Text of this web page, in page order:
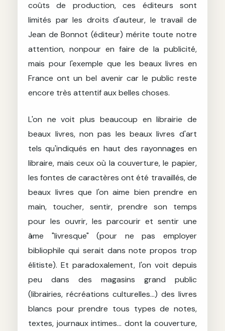
coûts de production, ces éditeurs sont
limités par les droits d'auteur, le travail de
Jean de Bonnot (éditeur) mérite toute notre
attention, nonpour en faire de la publicité,
mais pour l'exemple que les beaux livres en
France ont un bel avenir car le public reste
encore très attentif aux belles choses.
L'on ne voit plus beaucoup en librairie de
beaux livres, non pas les beaux livres d'art
tels qu'indiqués en haut des rayonnages en
libraire, mais ceux où la couverture, le papier,
les fontes de caractères ont été travaillés, de
beaux livres que l'on aime bien prendre en
main, toucher, sentir, prendre son temps
pour les ouvrir, les parcourir et sentir une
âme "livresque" (pour ne pas employer
bibliophile qui serait dans note propos trop
élitiste). Et paradoxalement, l'on voit depuis
peu dans des magasins grand public
(librairies, récréations culturelles...) des livres
blancs pour prendre tous types de notes,
textes, journaux intimes... dont la couverture,